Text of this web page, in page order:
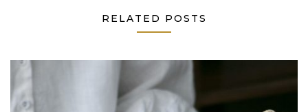
RELATED POSTS